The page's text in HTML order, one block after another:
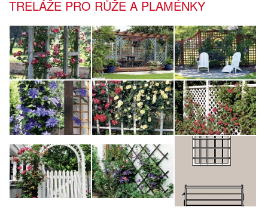
TRELÁŽE PRO RŮŽE A PLAMÉNKY